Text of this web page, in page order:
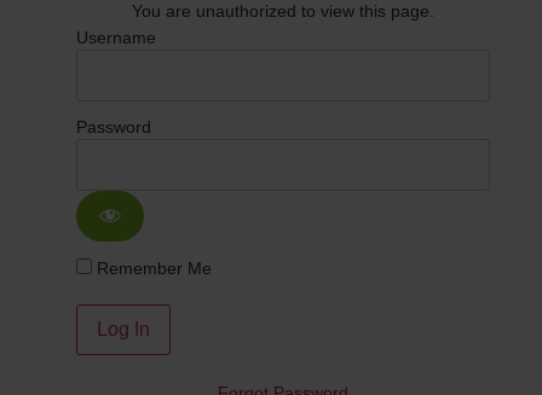
You are unauthorized to view this page.
Username
Password
Remember Me